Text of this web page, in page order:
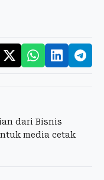
dari Bisnis
media cetak